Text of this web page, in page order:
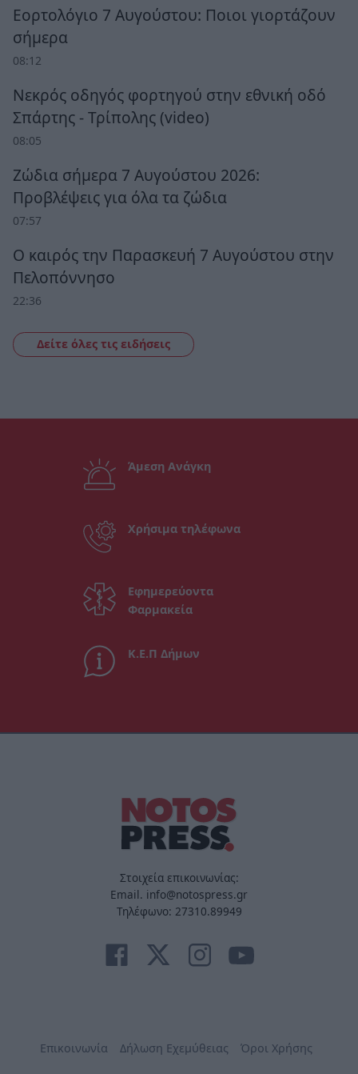
Εορτολόγιο 7 Αυγούστου: Ποιοι γιορτάζουν
σήμερα
08:12
Νεκρός οδηγός φορτηγού στην εθνική οδό
Σπάρτης - Τρίπολης (video)
08:05
Ζώδια σήμερα 7 Αυγούστου 2026:
Προβλέψεις για όλα τα ζώδια
07:57
Ο καιρός την Παρασκευή 7 Αυγούστου στην
Πελοπόννησο
22:36
Δείτε όλες τις ειδήσεις
Άμεση Ανάγκη
Χρήσιμα τηλέφωνα
Εφημερεύοντα
Φαρμακεία
Κ.Ε.Π Δήμων
Στοιχεία επικοινωνίας:
Email. info@notospress.gr
Τηλέφωνο: 27310.89949
Επικοινωνία Δήλωση Εχεμύθειας Όροι Χρήσης